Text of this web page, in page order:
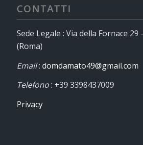
CONTATTI
Sede Legale : Via della Fornace 29
(Roma)
Email: domdamato49@gmail.com
Telefono: +39 3398437009
Privacy